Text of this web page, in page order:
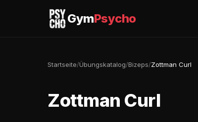
GymPsycho
Startseite/Übungskatalog/Bizeps/Zottman Curl
Zottman Curl